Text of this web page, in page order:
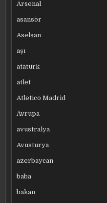
Arsenal
asansör
Aselsan
aşı
atatürk
atlet
Atletico Madrid
Avrupa
avustralya
Avusturya
azerbaycan
baba
bakan